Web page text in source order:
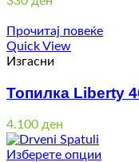
Прочитај повеќе
Quick View
Изгасни
Топилка Liberty
4.100 ден
Изберете опции